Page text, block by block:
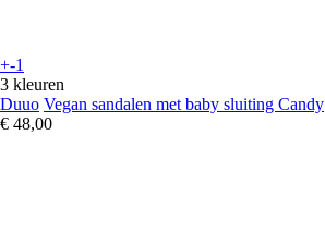
+-1
3 kleuren
Duuo Vegan sandalen met baby sluiting Candy
€ 48,00